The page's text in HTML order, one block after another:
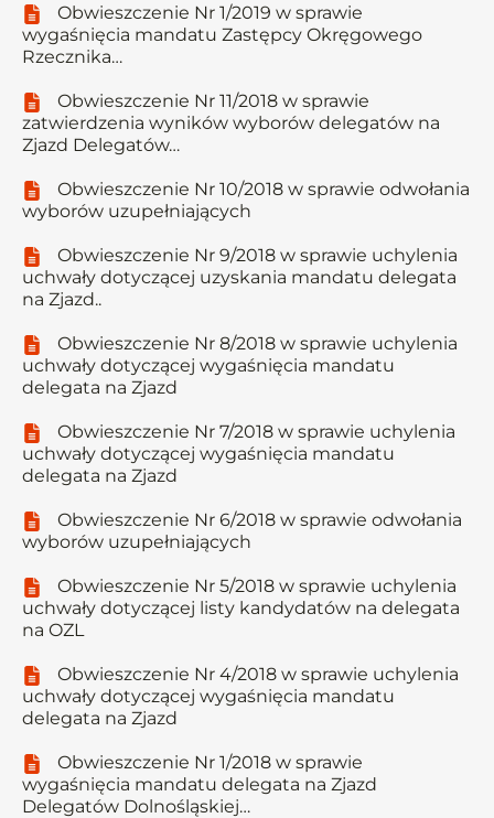
Obwieszczenie Nr 1/2019 w sprawie
wygaśnięcia mandatu Zastępcy Okręgowego
Rzecznika…
Obwieszczenie Nr 11/2018 w sprawie
zatwierdzenia wyników wyborów delegatów na
Zjazd Delegatów…
Obwieszczenie Nr 10/2018 w sprawie odwołania
wyborów uzupełniających
Obwieszczenie Nr 9/2018 w sprawie uchylenia
uchwały dotyczącej uzyskania mandatu delegata
na Zjazd..
Obwieszczenie Nr 8/2018 w sprawie uchylenia
uchwały dotyczącej wygaśnięcia mandatu
delegata na Zjazd
Obwieszczenie Nr 7/2018 w sprawie uchylenia
uchwały dotyczącej wygaśnięcia mandatu
delegata na Zjazd
Obwieszczenie Nr 6/2018 w sprawie odwołania
wyborów uzupełniających
Obwieszczenie Nr 5/2018 w sprawie uchylenia
uchwały dotyczącej listy kandydatów na delegata
na OZL
Obwieszczenie Nr 4/2018 w sprawie uchylenia
uchwały dotyczącej wygaśnięcia mandatu
delegata na Zjazd
Obwieszczenie Nr 1/2018 w sprawie
wygaśnięcia mandatu delegata na Zjazd
Delegatów Dolnośląskiej…